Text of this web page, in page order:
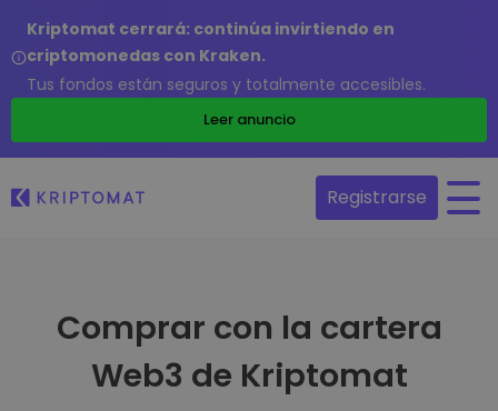
Kriptomat cerrará: continúa invirtiendo en
criptomonedas con Kraken.
Tus fondos están seguros y totalmente accesibles.
Leer anuncio
Registrarse
Comprar con la cartera
Web3 de Kriptomat